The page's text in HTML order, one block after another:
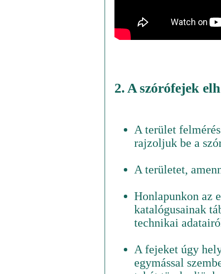
2. A szórófejek
A terület
rajzoljuk be a
A területet,
Honlapunkon az
katalógusainak
technikai
A fejeket úgy
egymással